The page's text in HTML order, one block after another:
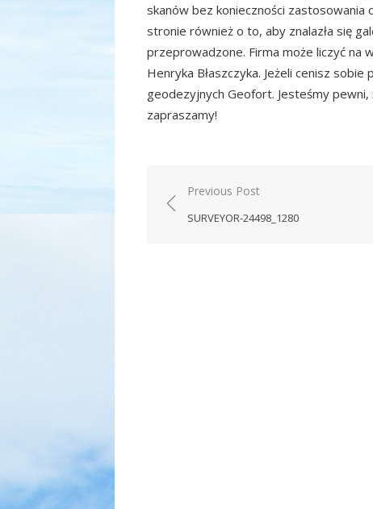
skanów bez konieczności zastosowania
stronie również o to, aby znalazła się
przeprowadzone. Firma może liczyć na
Henryka Błaszczyka. Jeżeli cenisz
geodezyjnych Geofort. Jesteśmy
zapraszamy!
Nawigacja
wpisu
Previous Post
SURVEYOR-24498_1280